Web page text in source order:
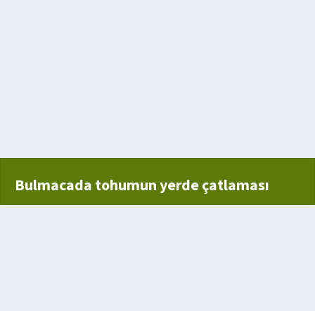
Bulmacada tohumun yerde çatlaması